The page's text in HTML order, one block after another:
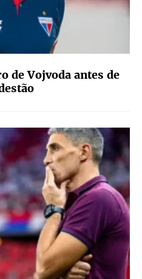
de Vojvoda antes de